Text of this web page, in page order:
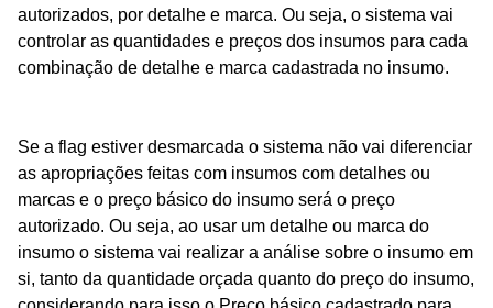
autorizados, por detalhe e marca. Ou seja, o sistema vai
controlar as quantidades e preços dos insumos para cada
combinação de detalhe e marca cadastrada no insumo.
Se a flag estiver desmarcada o sistema não vai diferenciar
as apropriações feitas com insumos com detalhes ou
marcas e o preço básico do insumo será o preço
autorizado. Ou seja, ao usar um detalhe ou marca do
insumo o sistema vai realizar a análise sobre o insumo em
si, tanto da quantidade orçada quanto do preço do insumo,